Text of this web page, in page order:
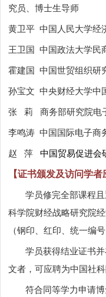
究员、博士生导师
黄卫平 中国人民大学经
王卫国 中国政法大学民
霍建国 中国世贸组织研
孙宝文 中央财经大学中
张 莉 商务部研究院电
李鸣涛 中国国际电子商
赵 萍 中国贸易促进会
【证书颁发及访问学者
学员修完全部课程
科学院财经战略研究院
（钢印、红印、统一编号
学员获得结业证书
文者，可应聘为中国社
符合同等学力申请